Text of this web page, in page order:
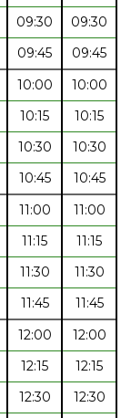
09:30
09:30
09:45
09:45
10:00
10:00
10:15
10:15
10:30
10:30
10:45
10:45
11:00
11:00
11:15
11:15
11:30
11:30
11:45
11:45
12:00
12:00
12:15
12:15
12:30
12:30